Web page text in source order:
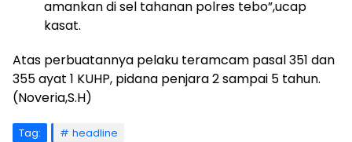
amankan di sel tahanan polres tebo”,ucap
kasat.
Atas perbuatannya pelaku teramcam pasal 351 dan
355 ayat 1 KUHP, pidana penjara 2 sampai 5 tahun.
(Noveria,S.H)
Tag: headline